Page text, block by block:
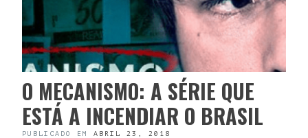
O MECANISMO: A SÉRIE QUE
ESTÁ A INCENDIAR O BRASIL
PUBLICADO EM ABRIL 23, 2018